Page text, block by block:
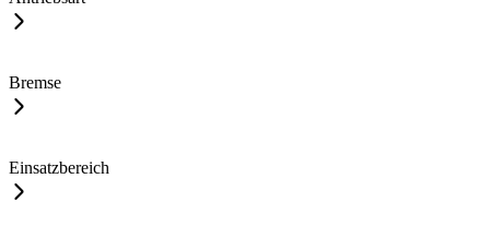
Bremse
Einsatzbereich